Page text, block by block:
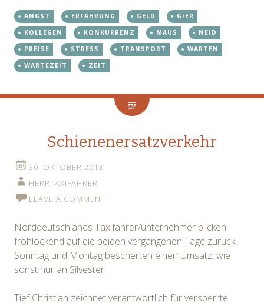
ANGST ERFAHRUNG GELD
GIER
KOLLEGEN
KONKURRENZ MAUS
NEID
PREISE
STRESS TRANSPORT
WARTEN
WARTEZEIT
ZEIT
Schienenersatzverkehr
30. OKTOBER 2013
HERRTAXIFAHRER
LEAVE A COMMENT
Norddeutschlands Taxifahrer/unternehmer blicken
frohlockend auf die beiden vergangenen Tage zurück.
Sonntag und Montag bescherten einen Umsatz, wie
sonst nur an Silvester!
Tief Christian zeichnet verantwortlich für versperrte